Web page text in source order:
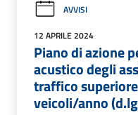
AVVISI
12 APRILE 2024
Piano di azione
acustico degli
traffico
veicoli/anno